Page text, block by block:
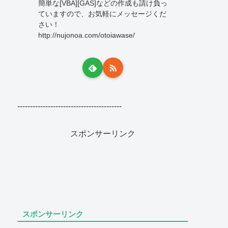
簡単な[VBA][GAS]などの作成も請け負っ
ていますので、お気軽にメッセージくだ
さい！
http://nujonoa.com/otoiawase/
-----------------------------------------
スポンサーリンク
スポンサーリンク